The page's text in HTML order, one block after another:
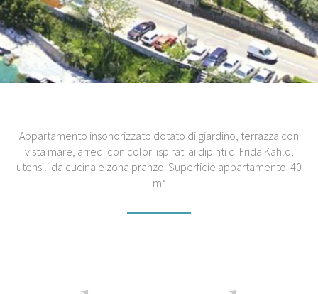
Appartamento insonorizzato dotato di giardino, terrazza con
vista mare, arredi con colori ispirati ai dipinti di Frida Kahlo,
utensili da cucina e zona pranzo. Superficie appartamento: 40
m²